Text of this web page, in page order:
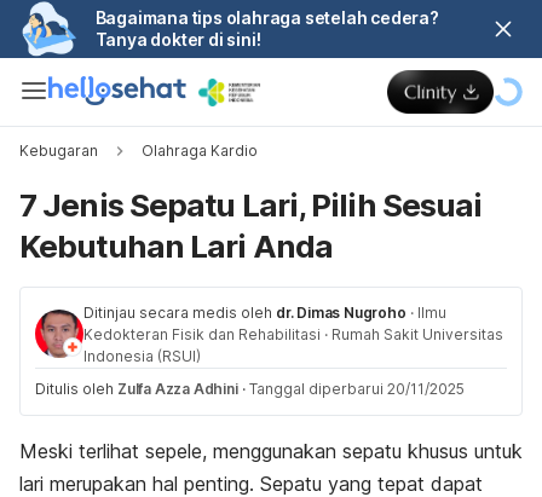
Bagaimana tips olahraga setelah cedera?
Tanya dokter di sini!
Kebugaran Olahraga Kardio
7 Jenis Sepatu Lari, Pilih Sesuai
Kebutuhan Lari Anda
Ditinjau secara medis oleh dr. Dimas Nugroho · Ilmu
Kedokteran Fisik dan Rehabilitasi · Rumah Sakit Universitas
Indonesia (RSUI)
Ditulis oleh Zulfa Azza Adhini · Tanggal diperbarui 20/11/2025
Meski terlihat sepele, menggunakan sepatu khusus untuk
lari merupakan hal penting. Sepatu yang tepat dapat